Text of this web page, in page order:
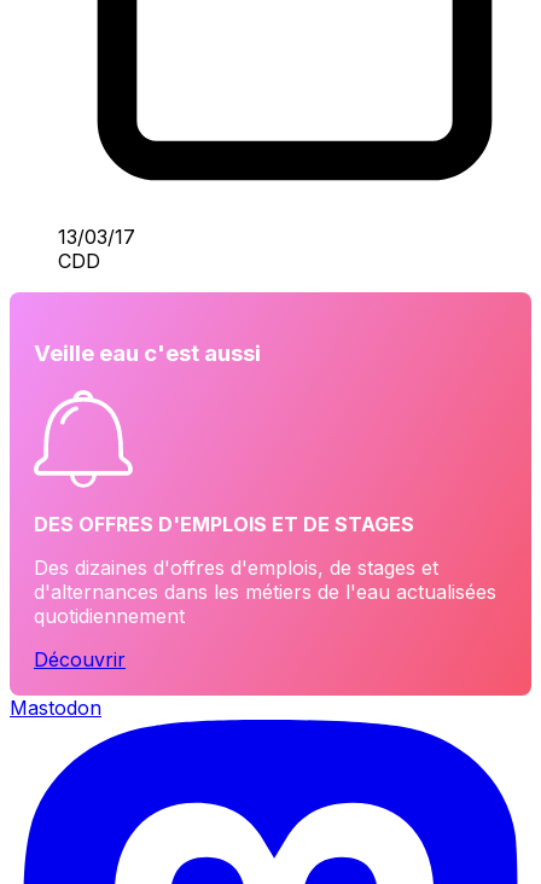
13/03/17
CDD
Veille eau c'est aussi
DES OFFRES D'EMPLOIS ET DE STAGES
Des dizaines d'offres d'emplois, de stages et
d'alternances dans les métiers de l'eau actualisées
quotidiennement
Découvrir
Mastodon